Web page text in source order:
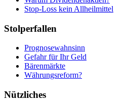
Stop-Loss kein Allheilmittel
Stolperfallen
Prognosewahnsinn
Gefahr für Ihr Geld
Bärenmärkte
Währungsreform?
Nützliches